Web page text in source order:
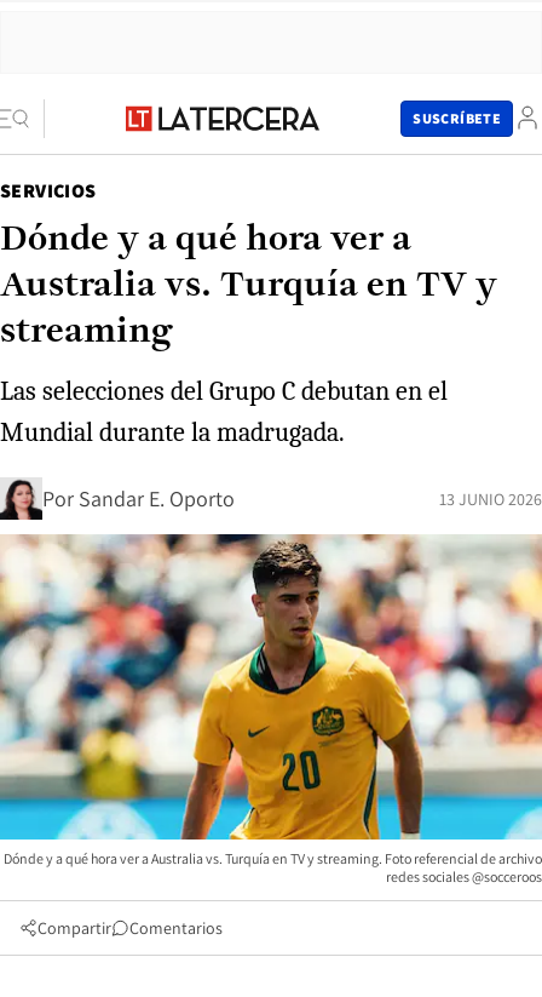
SUSCRÍBETE
SERVICIOS
Dónde y a qué hora ver a
Australia vs. Turquía en TV y
streaming
Las selecciones del Grupo C debutan en el
Mundial durante la madrugada.
Por Sandar E. Oporto 13 JUNIO 2026
Dónde y a qué hora ver a Australia vs. Turquía en TV y streaming. Foto referencial de archivo
redes sociales @socceroos
Compartir Comentarios